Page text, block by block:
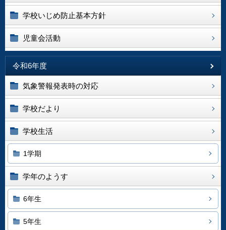
学校いじめ防止基本方針
児童会活動
令和6年度
気象警報発表時の対応
学校だより
学校生活
1学期
学年のようす
6年生
5年生